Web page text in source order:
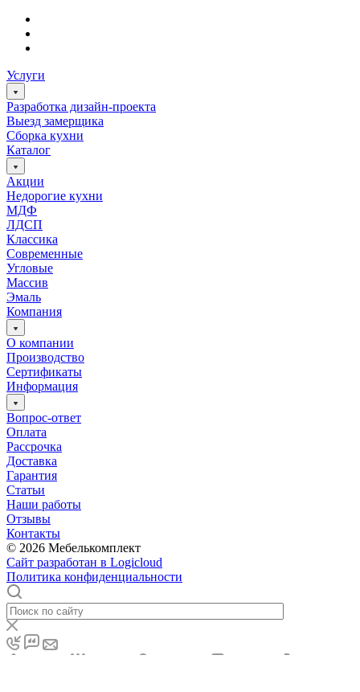
Услуги
Разработка дизайн-проекта
Выезд замерщика
Сборка кухни
Каталог
Акции
Недорогие кухни
МДФ
ЛДСП
Классика
Современные
Угловые
Массив
Эмаль
Компания
О компании
Производство
Сертификаты
Информация
Вопрос-ответ
Оплата
Рассрочка
Доставка
Гарантия
Статьи
Наши работы
Отзывы
Контакты
© 2026 Мебелькомплект
Cайт разработан в Logicloud
Политика конфиденциальности